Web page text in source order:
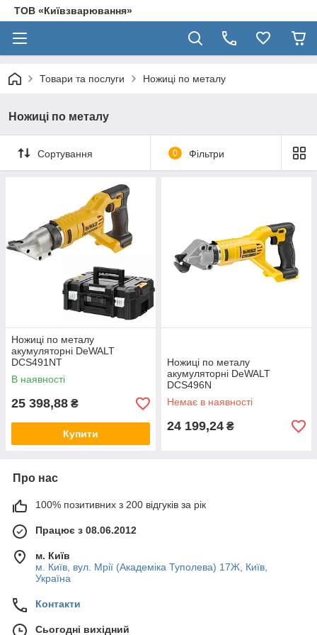
ТОВ «Київзварювання»
Товари та послуги Ножиці по металу
Ножиці по металу
Сортування 0 Фільтри
Ножиці по металу
акумуляторні DeWALT
DCS491NT
В наявності
25 398,88 ₴
Купити
Ножиці по металу
акумуляторні DeWALT
DCS496N
Немає в наявності
24 199,24 ₴
Про нас
100% позитивних з 200 відгуків за рік
Працює з 08.06.2012
м. Київ
м. Київ, вул. Мрії (Академіка Туполева) 17Ж, Київ,
Україна
Контакти
Сьогодні вихідний